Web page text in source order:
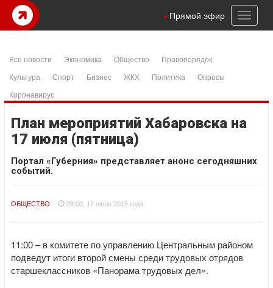
Toggle
Прямой эфир
Все новости Экономика Общество
Правопорядок
Культура
Спорт Бизнес ЖКХ Политика
Опросы
Коронавирус
План мероприятий Хабаровска на
17 июля (пятница)
Портал «Губерния» представляет анонс сегодняшних
событий.
ОБЩЕСТВО 09:00, 17 июля 2015 года
11:00 – в комитете по управлению Центральным районом
подведут итоги второй смены среди трудовых отрядов
старшеклассников «Панорама трудовых дел».